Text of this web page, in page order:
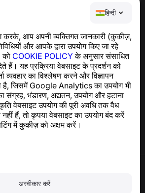
हिन्दी
करके, आप अपनी व्यक्तिगत जानकारी (कुकीज़,
और आपके द्वारा उपयोग किए जा रहे
को COOKIE POLICYके अनुसार संसाधित
हैं। यह प्रक्रिया वेबसाइट के प्रदर्शन को
व्यवहार का विश्लेषण करने और विज्ञापन
है, जिसमें Google Analytics का उपयोग भी
संग्रह, भंडारण, अद्यतन, उपयोग और हटाना
वेबसाइट उपयोग की पूरी अवधि तक वैध
हैं, तो कृपया वेबसाइट का उपयोग बंद करें
में कुकीज़ को अक्षम करें।
अस्वीकार करें
·
support@numbuster.com
आपको फोन घोटालों, स्पैम और अवांछित संदेशों
पूछताछ के लिए: